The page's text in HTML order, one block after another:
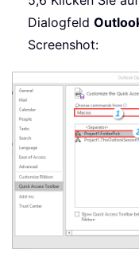
Dialogfeld
Screenshot: